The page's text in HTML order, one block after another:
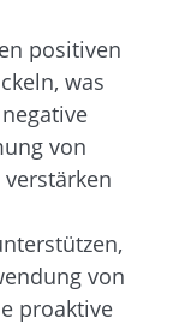
positiven
was
von
von
proaktive